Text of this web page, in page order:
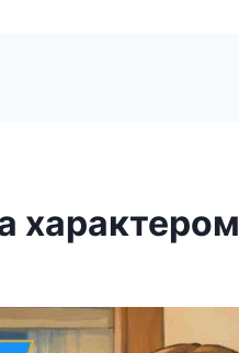
характером